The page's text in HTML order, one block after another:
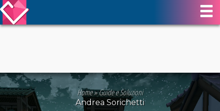
Home»Guide e Soluzioni
Andrea Sorichetti